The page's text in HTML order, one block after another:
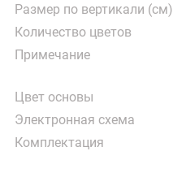
Размер по вертикали (см)
Количество цветов
Примечание
Цвет основы
Электронная схема
Комплектация